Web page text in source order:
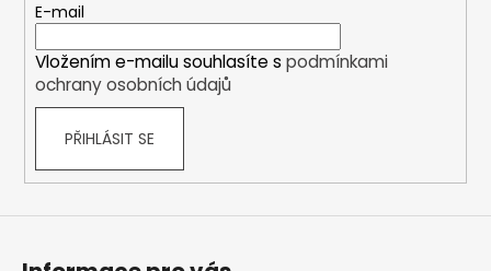
E-mail
Vložením e-mailu souhlasíte s podmínkami
ochrany osobních údajů
PŘIHLÁSIT SE